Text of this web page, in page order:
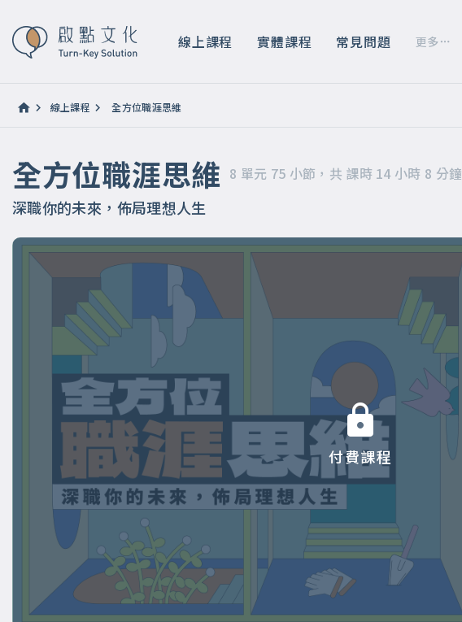
線上課程 實體課程 常見問題 更多
8 單元 75 小節，共 課時 14 小時 8 分鐘
線上課程 全方位職涯思維
全方位職涯思維 8 單元 75 小節，共 課時 14 小時 8 分鐘
深職你的未來，佈局理想人生
付費課程